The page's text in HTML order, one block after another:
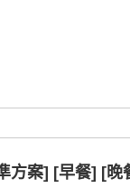
方案] [早餐] [晚